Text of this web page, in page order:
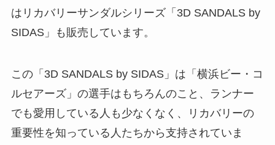
はリカバリーサンダルシリーズ「3D SANDALS by
SIDAS」も販売しています。
この「3D SANDALS by SIDAS」は「横浜ビー・コ
ルセアーズ」の選手はもちろんのこと、ランナー
でも愛用している人も少なくなく、リカバリーの
重要性を知っている人たちから支持されていま